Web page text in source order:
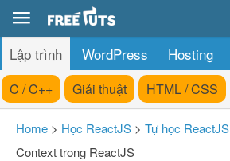
Lập trình WordPress Hosting
C / C++ Giải thuật HTML / CSS
Home > Học ReactJS > Tự học ReactJS
Context trong ReactJS